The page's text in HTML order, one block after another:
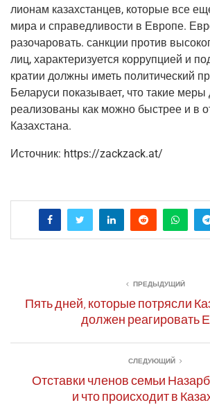
ли­о­нам казах­стан­цев, кото­рые все
мира и спра­вед­ли­во­сти в Евро­пе.
разо­ча­ро­вать. санк­ции про­тив
лиц, харак­те­ри­зу­ет­ся кор­руп­ци­ей и
кра­тии долж­ны иметь поли­ти­че­ский
Бела­ру­си пока­зы­ва­ет, что такие
реа­ли­зо­ва­ны как мож­но быст­рее и в
Казахстана.
Источ­ник: https://zackzack.at/
ПРЕДЫДУЩИЙ
Пять дней, которые потрясли
должен реагировать
СЛЕДУЮЩИЙ
Отставки членов семьи
и что происходит в